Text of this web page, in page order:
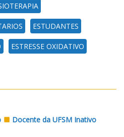
ESTUDANTES
ESTRESSE OXIDATIVO
Docente da UFSM Inativo